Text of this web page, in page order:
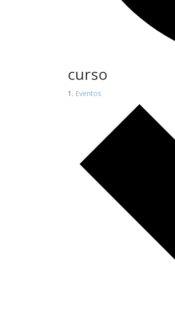
curso
Eventos